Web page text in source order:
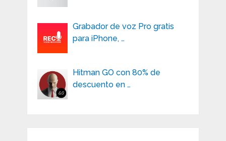
Grabador de voz Pro gratis
para iPhone, …
Hitman GO con 80% de
descuento en …